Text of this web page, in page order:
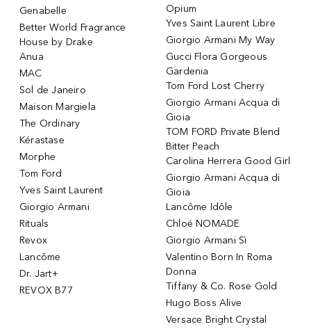
Genabelle
Better World Fragrance
House by Drake
Anua
MAC
Sol de Janeiro
Maison Margiela
The Ordinary
Kérastase
Morphe
Tom Ford
Yves Saint Laurent
Giorgio Armani
Rituals
Revox
Lancôme
Dr. Jart+
REVOX B77
Opium
Yves Saint Laurent Libre
Giorgio Armani My Way
Gucci Flora Gorgeous
Gardenia
Tom Ford Lost Cherry
Giorgio Armani Acqua di
Gioia
TOM FORD Private Blend
Bitter Peach
Carolina Herrera Good Girl
Giorgio Armani Acqua di
Gioia
Lancôme Idôle
Chloé NOMADE
Giorgio Armani Sì
Valentino Born In Roma
Donna
Tiffany & Co. Rose Gold
Hugo Boss Alive
Versace Bright Crystal